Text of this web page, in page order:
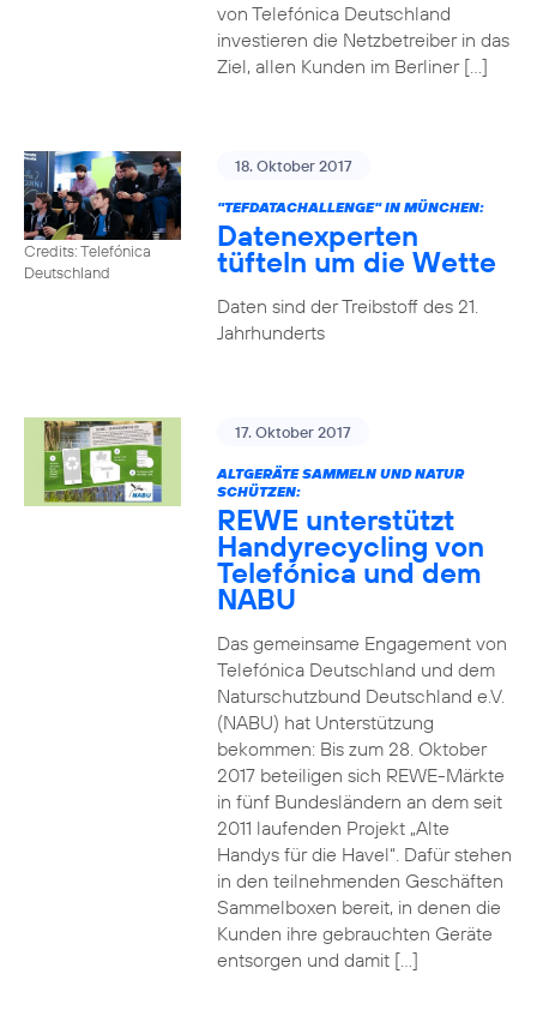
von Telefónica Deutschland
investieren die Netzbetreiber in das
Ziel, allen Kunden im Berliner […]
Credits: Telefónica
Deutschland
18. Oktober 2017
"TEFDATACHALLENGE" IN MÜNCHEN:
Datenexperten
tüfteln um die Wette
Daten sind der Treibstoff des 21.
Jahrhunderts
17. Oktober 2017
ALTGERÄTE SAMMELN UND NATUR
SCHÜTZEN:
REWE unterstützt
Handyrecycling von
Telefónica und dem
NABU
Das gemeinsame Engagement von
Telefónica Deutschland und dem
Naturschutzbund Deutschland e.V.
(NABU) hat Unterstützung
bekommen: Bis zum 28. Oktober
2017 beteiligen sich REWE-Märkte
in fünf Bundesländern an dem seit
2011 laufenden Projekt „Alte
Handys für die Havel“. Dafür stehen
in den teilnehmenden Geschäften
Sammelboxen bereit, in denen die
Kunden ihre gebrauchten Geräte
entsorgen und damit […]